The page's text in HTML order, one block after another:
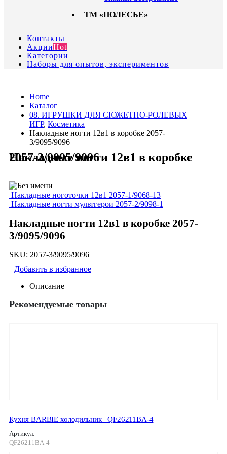
ТМ «ПОЛЕСЬЕ»
Контакты
АкцииHot
Категории
Наборы для опытов, экспериментов
Home
Каталог
08. ИГРУШКИ ДЛЯ СЮЖЕТНО-РОЛЕВЫХ
ИГР, Косметика
Накладные ногти 12в1 в коробке 2057-
3/9095/9096
Накладные ногти 12в1 в коробке 2057-3/9095/9096
Накладные ноготочки 12в1 2057-1/9068-13
Накладные ногти мультгерои 2057-2/9098-1
Накладные ногти 12в1 в коробке 2057-
3/9095/9096
SKU: 2057-3/9095/9096
Добавить в избранное
Описание
Рекомендуемые товары
Кухня BARBIE холодильник_ QF26211BA-4
Артикул:
QF26211BA-4